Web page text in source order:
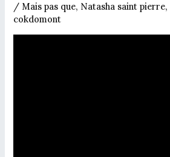
/ Mais pas que, Natasha saint pierre,
cokdomont